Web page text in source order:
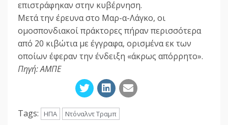
επιστράφηκαν στην κυβέρνηση.
Μετά την έρευνα στο Μαρ-α-Λάγκο, οι
ομοσπονδιακοί πράκτορες πήραν περισσότερα
από 20 κιβώτια με έγγραφα, ορισμένα εκ των
οποίων έφεραν την ένδειξη «άκρως απόρρητο».
Πηγή: ΑΜΠΕ
Tags: ΗΠΑ Ντόναλντ Τραμπ